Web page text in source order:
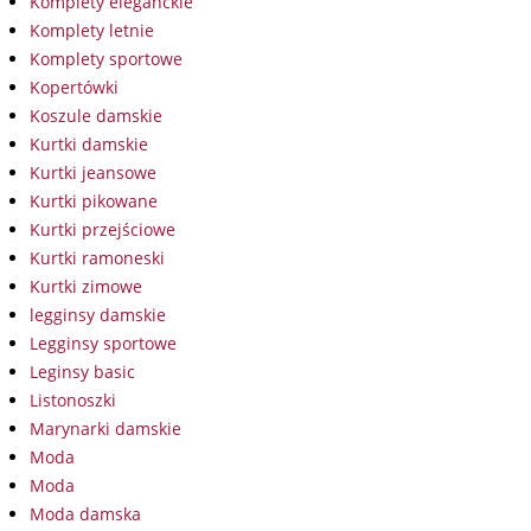
Komplety letnie
Komplety sportowe
Kopertówki
Koszule damskie
Kurtki damskie
Kurtki jeansowe
Kurtki pikowane
Kurtki przejściowe
Kurtki ramoneski
Kurtki zimowe
legginsy damskie
Legginsy sportowe
Leginsy basic
Listonoszki
Marynarki damskie
Moda
Moda
Moda damska